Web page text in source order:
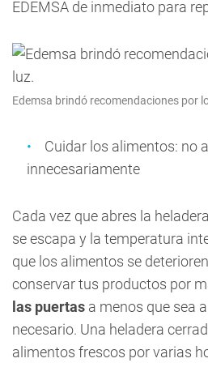
EDEMSA de inmediato para
Edemsa brindó recomendaciones por
Cuidar los alimentos: no
innecesariamente
Cada vez que abres la
se escapa y la temperatura
que los alimentos se
conservar tus productos por
las puertas a menos que sea
necesario. Una heladera
alimentos frescos por varias